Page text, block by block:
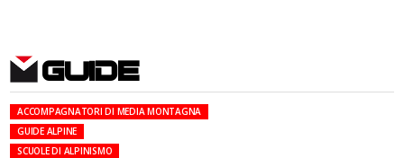
GUIDE
ACCOMPAGNATORI DI MEDIA MONTAGNA
GUIDE ALPINE
SCUOLE DI ALPINISMO